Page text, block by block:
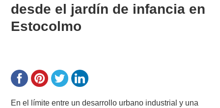
desde el jardín de infancia en
Estocolmo
En el límite entre un desarrollo urbano industrial y una